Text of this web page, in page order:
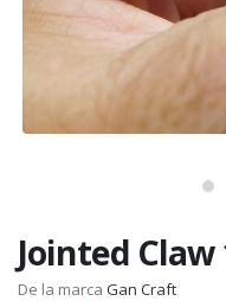
Jointed Claw
De la marca Gan Craft